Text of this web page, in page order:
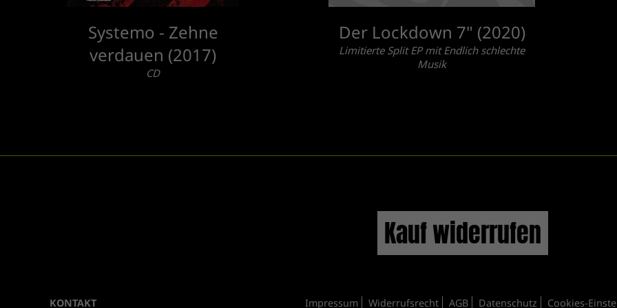
Systemo - Zehne
verdauen (2017)
CD
Der Lockdown 7" (2020)
Limitierte Split EP mit Endlich schlechte
Musik
Kauf widerrufen
KONTAKT Impressum Widerrufsrecht AGB Datenschutz Cookies-